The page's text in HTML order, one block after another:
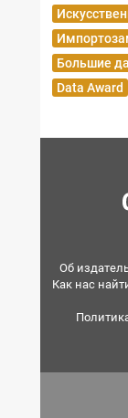
Большие
Data Award
Об
Как нас